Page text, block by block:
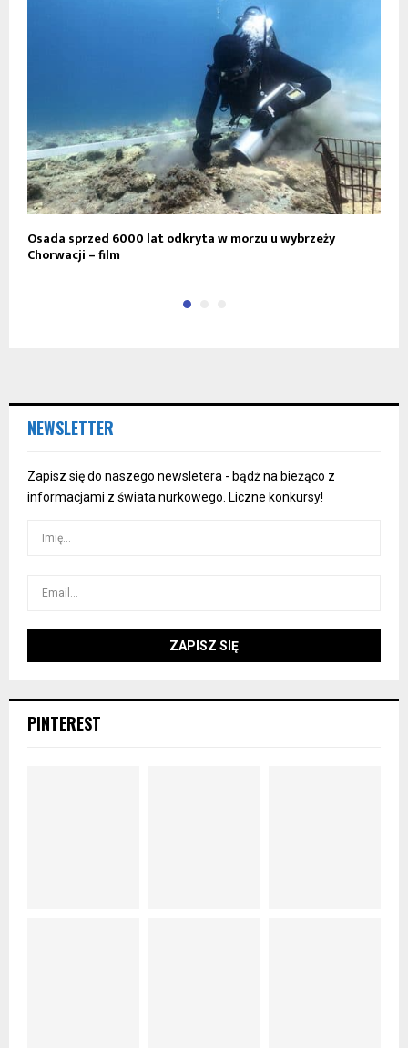
Osada sprzed 6000 lat odkryta w morzu u wybrzeży
Chorwacji – film
NEWSLETTER
Zapisz się do naszego newsletera - bądż na bieżąco z
informacjami z świata nurkowego. Liczne konkursy!
PINTEREST